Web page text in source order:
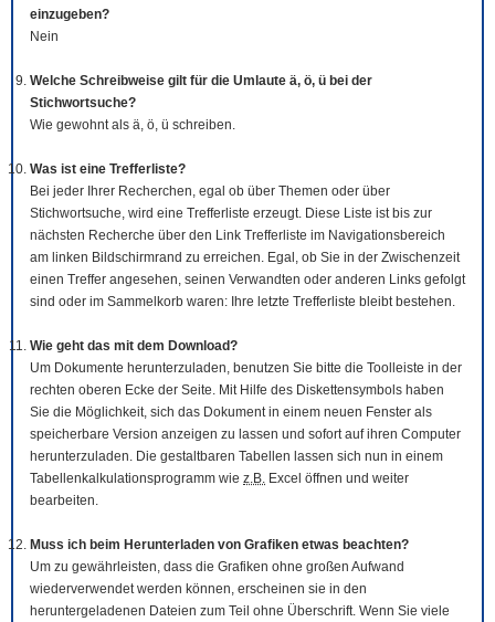
einzugeben?
Nein
Welche Schreibweise gilt für die Umlaute ä, ö, ü bei der
Stichwortsuche?
Wie gewohnt als ä, ö, ü schreiben.
Was ist eine Trefferliste?
Bei jeder Ihrer Recherchen, egal ob über Themen oder über
Stichwortsuche, wird eine Trefferliste erzeugt. Diese Liste ist bis zur
nächsten Recherche über den Link Trefferliste im Navigationsbereich
am linken Bildschirmrand zu erreichen. Egal, ob Sie in der Zwischenzeit
einen Treffer angesehen, seinen Verwandten oder anderen Links gefolgt
sind oder im Sammelkorb waren: Ihre letzte Trefferliste bleibt bestehen.
Wie geht das mit dem Download?
Um Dokumente herunterzuladen, benutzen Sie bitte die Tool leiste in der
rechten oberen Ecke der Seite. Mit Hilfe des Diskettensymbols haben
Sie die Möglichkeit, sich das Dokument in einem neuen Fenster als
speicherbare Version anzeigen zu lassen und sofort auf ihren Computer
herunterzuladen. Die gestaltbaren Tabellen lassen sich nun in einem
Tabellenkalkulationsprogramm wie z.B. Excel öffnen und weiter
bearbeiten.
Muss ich beim Herunterladen von Grafiken etwas beachten?
Um zu gewährleisten, dass die Grafiken ohne großen Aufwand
wiederverwendet werden können, erscheinen sie in den
heruntergeladenen Dateien zum Teil ohne Überschrift. Wenn Sie viele